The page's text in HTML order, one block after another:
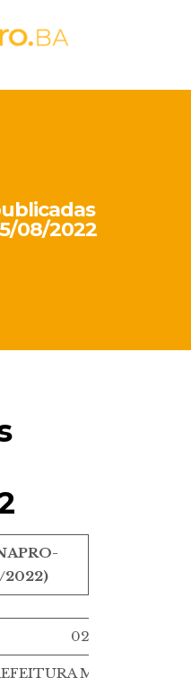
08/2022
2022)
02/09/2022 ÀS
MUNICIPAL